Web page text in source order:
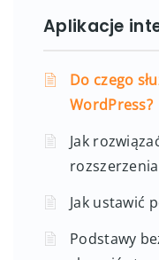
Aplikacje
Do czego
WordPress?
Jak
Jak ustawić
Podstawy